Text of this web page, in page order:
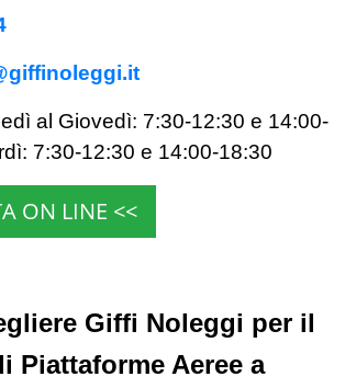
al Giovedì: 7:30-12:30 e 14:00-
7:30-12:30 e 14:00-18:30
ON LINE <<
Giffi Noleggi per il
Piattaforme Aeree a